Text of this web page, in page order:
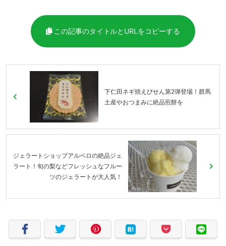
この記事のタイトルとURLをコピーする
下仁田ネギ焼えびせん第2弾登場！群馬
土産やおつまみに絶品煎餅を
ジェラートショップアルベロの絶品ジェ
ラート！旬の梨などフレッシュなフルー
ツのジェラートが大人気！